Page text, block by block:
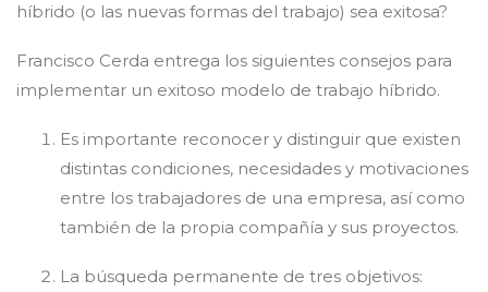
híbrido (o las nuevas formas del trabajo) sea exitosa?
Francisco Cerda entrega los siguientes consejos para
implementar un exitoso modelo de trabajo híbrido.
Es importante reconocer y distinguir que existen
distintas condiciones, necesidades y motivaciones
entre los trabajadores de una empresa, así como
también de la propia compañía y sus proyectos.
La búsqueda permanente de tres objetivos: